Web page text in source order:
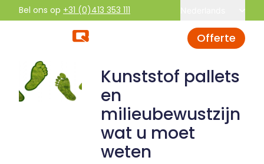
Bel ons op +31 (0)413 353 111
Offerte
Kunststof pallets
en
milieubewustzijn
wat u moet
weten